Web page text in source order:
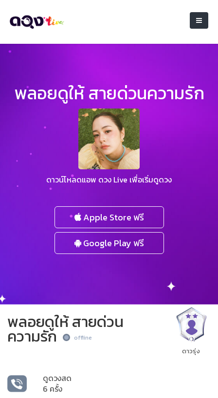
พลอยดูให้ สายด่วนความรัก
ดาวน์โหลดแอพ ดวง Live เพื่อเริ่มดูดวง
Apple Store ฟรี
Google Play ฟรี
พลอยดูให้ สายด่วน
ความรัก offline
ดูดวงสด
6 ครั้ง
ดาวรุ่ง